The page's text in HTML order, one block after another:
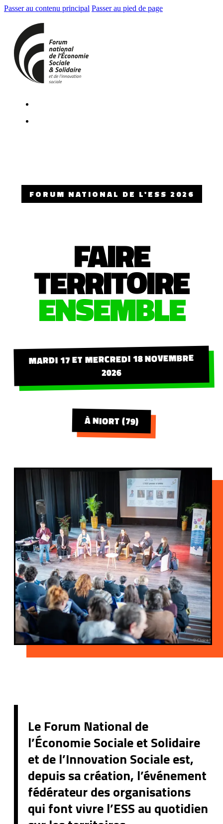
Passer au contenu principal Passer au pied de page
FORUM NATIONAL DE L'ESS 2026
FAIRE
TERRITOIRE
ENSEMBLE
MARDI 17 ET MERCREDI 18 NOVEMBRE
2026
À NIORT (79)
Le Forum National de
l’Économie Sociale et Solidaire
et de l’Innovation Sociale est,
depuis sa création, l’événement
fédérateur des organisations
qui font vivre l’ESS au quotidien